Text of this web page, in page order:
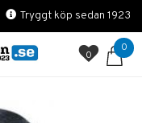
Tryggt köp sedan 1923
0
0